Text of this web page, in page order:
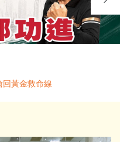
黃金救命線